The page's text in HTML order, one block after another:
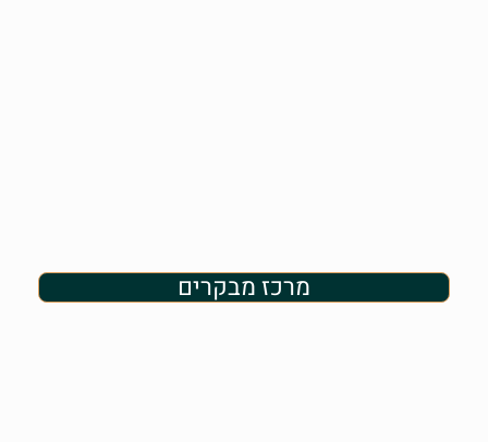
מרכז מבקרים